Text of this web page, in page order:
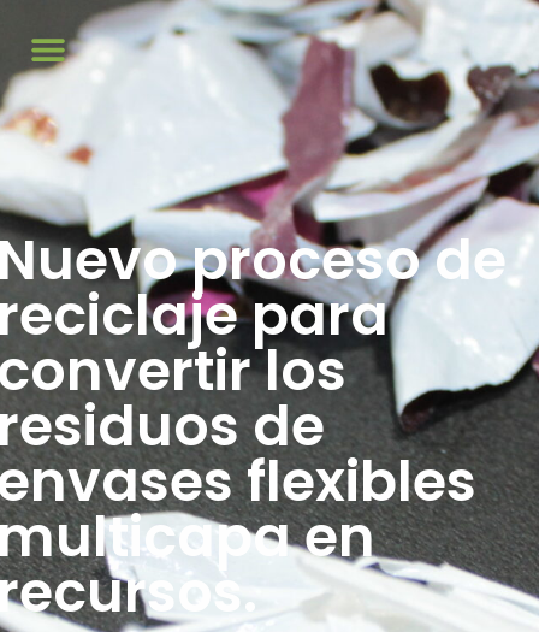
proceso de
para
los
de
flexibles
en